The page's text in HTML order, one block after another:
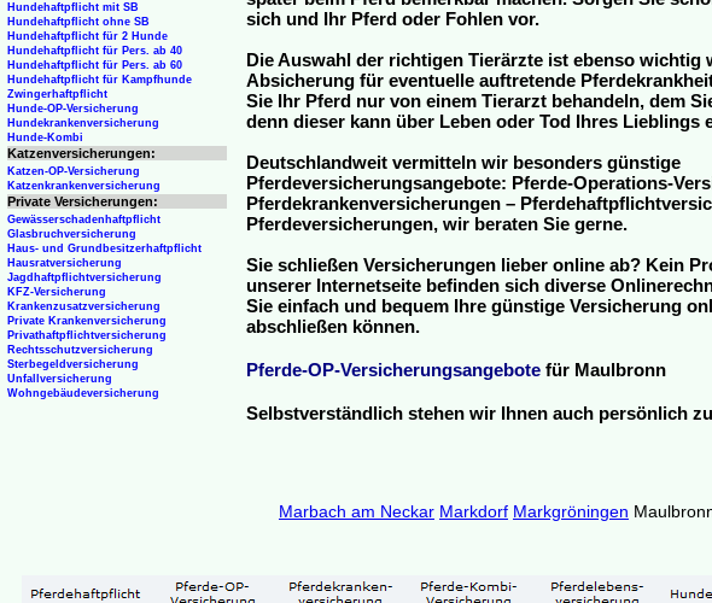
sich und Ihr Pferd oder Fohlen vor.
Die Auswahl der richtigen Tierärzte ist ebenso wichtig
Absicherung für eventuelle auftretende
Sie Ihr Pferd nur von einem Tierarzt behandeln, dem
denn dieser kann über Leben oder Tod Ihres Lieblings
Deutschlandweit vermitteln wir besonders günstige
Pferdeversicherungsangebote: Pferde-Operations-
Pferdekrankenversicherungen –
Pferdeversicherungen, wir beraten Sie gerne.
Sie schließen Versicherungen lieber online ab? Kein
unserer Internetseite befinden sich diverse
Sie einfach und bequem Ihre günstige Versicherung
abschließen können.
Pferde-OP-Versicherungsangebote für Maulbronn
Selbstverständlich stehen wir Ihnen auch persönlich
Hundehaftpflicht mit SB
Hundehaftpflicht ohne SB
Hundehaftpflicht für 2 Hunde
Hundehaftpflicht für Pers. ab 40
Hundehaftpflicht für Pers. ab 60
Hundehaftpflicht für Kampfhunde
Zwingerhaftpflicht
Hunde-OP-Versicherung
Hundekrankenversicherung
Hunde-Kombi
Katzenversicherungen:
Katzen-OP-Versicherung
Katzenkrankenversicherung
Private Versicherungen:
Gewässerschadenhaftpflicht
Glasbruchversicherung
Haus- und Grundbesitzerhaftpflicht
Hausratversicherung
Jagdhaftpflichtversicherung
KFZ-Versicherung
Krankenzusatzversicherung
Private Krankenversicherung
Privathaftpflichtversicherung
Rechtsschutzversicherung
Sterbegeldversicherung
Unfallversicherung
Wohngebäudeversicherung
Marbach am Neckar Markdorf Markgröningen